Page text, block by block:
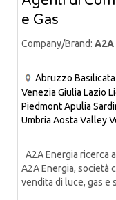
e Gas
Company/Brand: A2A
Abruzzo Basilicata
Venezia Giulia Lazio
PiedmontApulia
Umbria Aosta Valley
A2A Energia ricerca
A2A Energia, società
vendita di luce, gas e